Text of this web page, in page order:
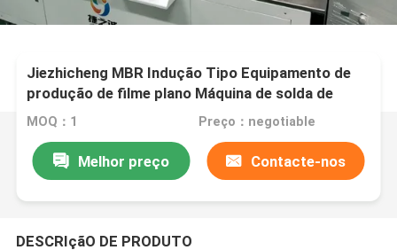
Jiezhicheng MBR Indução Tipo Equipamento de
produção de filme plano Máquina de solda de
membrana de folha plana GLM009
MOQ：1 Preço：negotiable
Melhor preço Contacte-nos
DESCRIçãO DE PRODUTO